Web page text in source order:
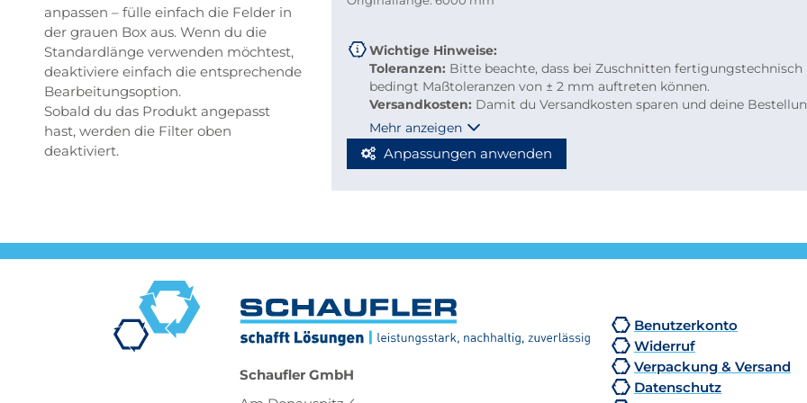
anpassen – fülle einfach die Felder in
der grauen Box aus. Wenn du die
Standardlänge verwenden möchtest,
deaktiviere einfach die entsprechende
Bearbeitungsoption.
Sobald du das Produkt angepasst
hast, werden die Filter oben
deaktiviert.
Wichtige Hinweise:
Toleranzen: Bitte beachte, dass bei Zuschnitten fertigungstechnisch
bedingt Maßtoleranzen von ± 2 mm auftreten können.
Versandkosten: Damit du Versandkosten sparen und deine
bequem per Paketdienst geliefert werden kann, beachte bitte folgende
Richtlinien für Kleinmengen-Zuschnitte
Stabmaterial: maximal 2.000 mm Länge
Berechnung: 2 × Breite + 1 × längste Seite (max. 2.000 mm)
Mehr anzeigen
Anpassungen anwenden
Schaufler GmbH
Benutzerkonto
Widerruf
Verpackung & Versand
Datenschutz